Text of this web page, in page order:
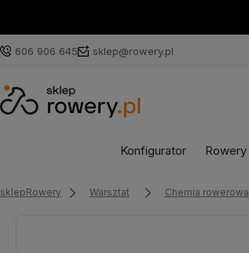
606 906 645 sklep@rowery.pl
Konfigurator Rowery
sklepRowery Warsztat Chemia rowerowa